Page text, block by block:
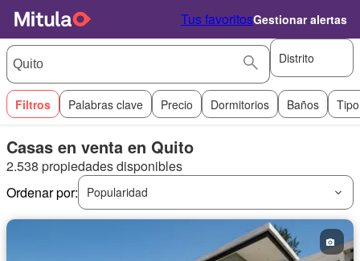
Tus favoritosGestionar alertas
Distrito
Filtros Palabras clave Precio Dormitorios Baños
Casas en venta en Quito
2.538 propiedades disponibles
Ordenar por:
Popularidad